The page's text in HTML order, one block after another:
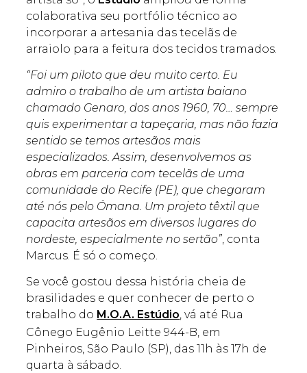
colaborativa seu portfólio técnico ao
incorporar a artesania das tecelãs de
arraiolo para a feitura dos tecidos tramados.
“Foi um piloto que deu muito certo. Eu
admiro o trabalho de um artista baiano
chamado Genaro, dos anos 1960, 70… sempre
quis experimentar a tapeçaria, mas não fazia
sentido se temos artesãos mais
especializados. Assim, desenvolvemos as
obras em parceria com tecelãs de uma
comunidade do Recife (PE), que chegaram
até nós pelo Ómana. Um projeto têxtil que
capacita artesãos em diversos lugares do
nordeste, especialmente no sertão”, conta
Marcus. É só o começo.
Se você gostou dessa história cheia de
brasilidades e quer conhecer de perto o
trabalho do M.O.A. Estúdio, vá até Rua
Cônego Eugênio Leitte 944-B, em
Pinheiros, São Paulo (SP), das 11h às 17h de
quarta à sábado.